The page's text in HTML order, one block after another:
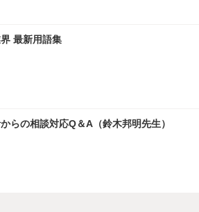
最新用語集
らの相談対応Q＆A（鈴木邦明先生）